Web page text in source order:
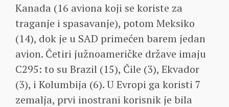
Kanada (16 aviona koji se koriste za
traganje i spasavanje), potom Meksiko
(14), dok je u SAD primećen barem jedan
avion. Četiri južnoameričke države imaju
C295: to su Brazil (15), Čile (3), Ekvador
(3), i Kolumbija (6). U Evropi ga koristi 7
zemalja, prvi inostrani korisnik je bila